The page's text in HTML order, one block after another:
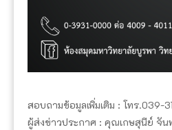
สอบถามข้อมูลเพิ่มเติม : โทร.039-
ผู้ส่งข่าวประกาศ : คุณเกษสุนีย์ จันท